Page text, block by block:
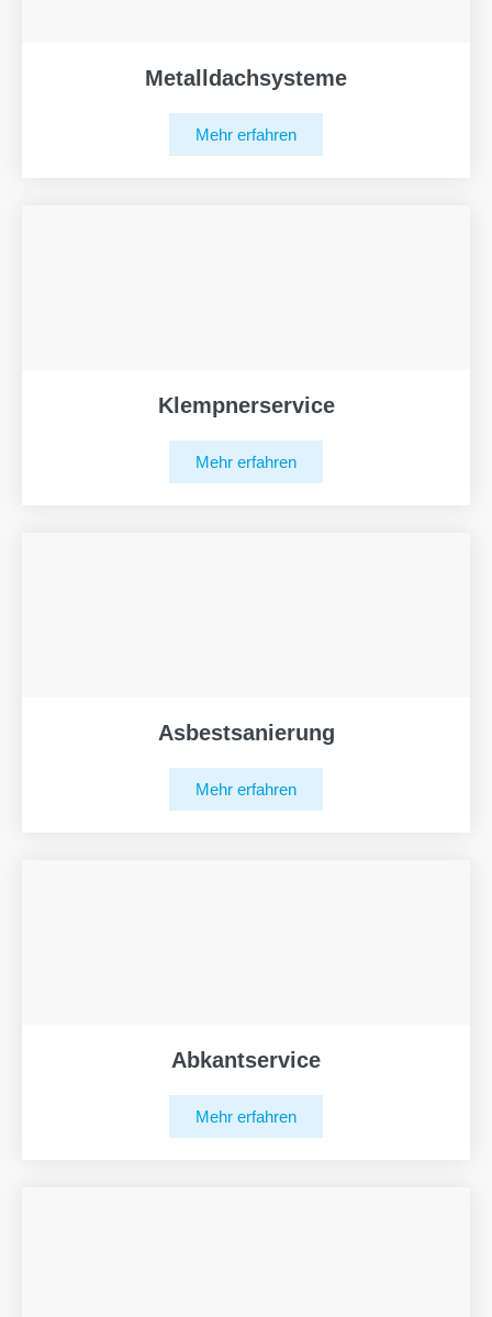
Metalldachsysteme
Mehr erfahren
Klempnerservice
Mehr erfahren
Asbestsanierung
Mehr erfahren
Abkantservice
Mehr erfahren